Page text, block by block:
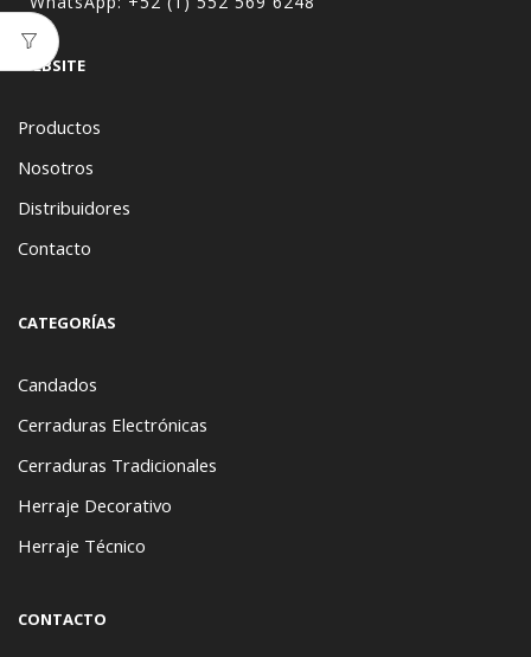
WEBSITE
Productos
Nosotros
Distribuidores
Contacto
CATEGORÍAS
Candados
Cerraduras Electrónicas
Cerraduras Tradicionales
Herraje Decorativo
Herraje Técnico
CONTACTO